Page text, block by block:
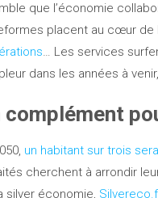
que l’économie
placent au cœur de
… Les services
dans les années à
complément
un habitant sur trois
cherchent à arrondir
silver économie,